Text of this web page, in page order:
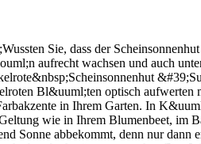
Sie, dass der
aufrecht wachsen und auch
Bl&uuml;ten optisch aufwerten
in Ihrem Garten. In
wie in Ihrem Blumenbeet, im
Sonne abbekommt, denn nur dann